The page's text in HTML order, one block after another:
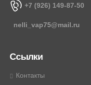
+7 (926) 149-87-50
nelli_vap75@mail.ru
Ссылки
Контакты